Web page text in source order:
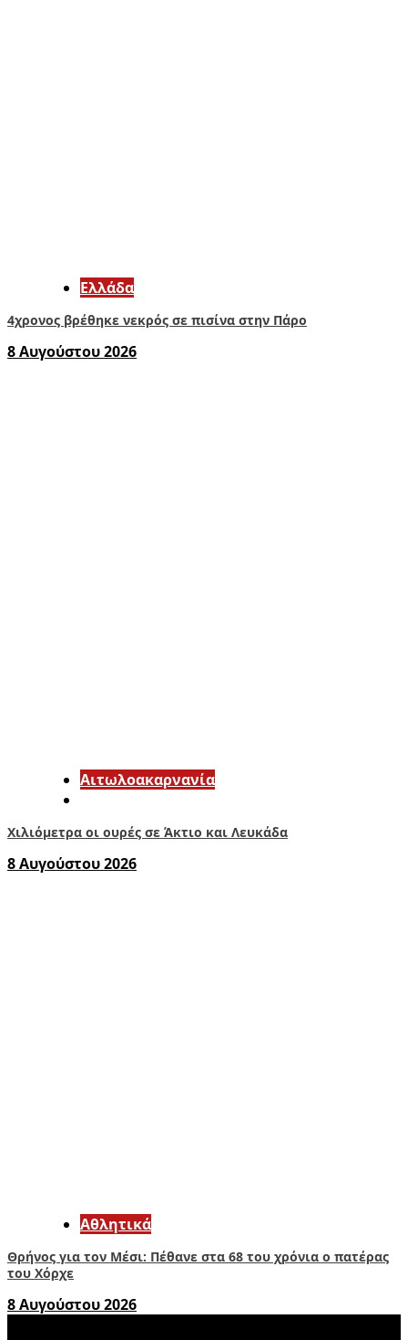
Ελλάδα
4χρονος βρέθηκε νεκρός σε πισίνα στην Πάρο
8 Αυγούστου 2026
Αιτωλοακαρνανία
Χιλιόμετρα οι ουρές σε Άκτιο και Λευκάδα
8 Αυγούστου 2026
Αθλητικά
Θρήνος για τον Μέσι: Πέθανε στα 68 του χρόνια ο πατέρας
του Χόρχε
8 Αυγούστου 2026